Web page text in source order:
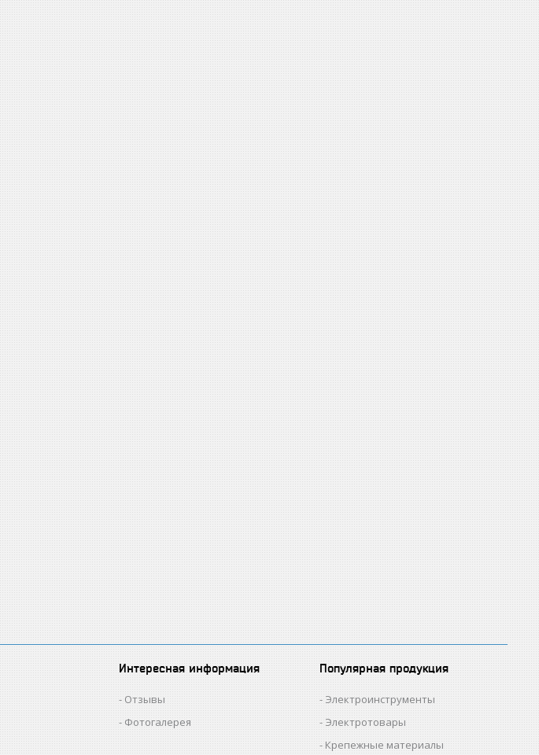
Интересная информация
Отзывы
Фотогалерея
Популярная продукция
Электроинструменты
Электротовары
Крепежные материалы